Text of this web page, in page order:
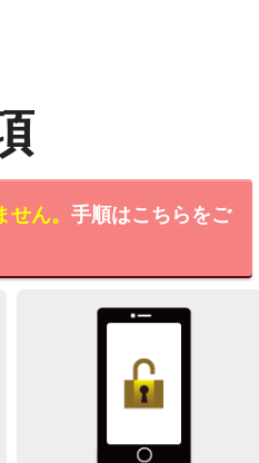
ん。 手順はこちらをご